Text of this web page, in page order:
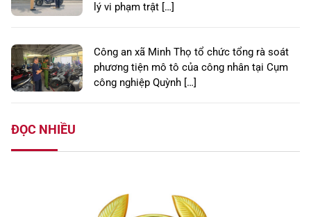
lý vi phạm trật […]
Công an xã Minh Thọ tổ chức tổng rà soát
phương tiện mô tô của công nhân tại Cụm
công nghiệp Quỳnh […]
ĐỌC NHIỀU